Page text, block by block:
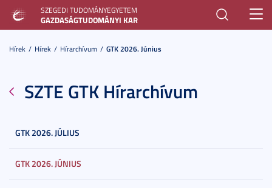
SZEGEDI TUDOMÁNYEGYETEM
GAZDASÁGTUDOMÁNYI KAR
Hírek Hírek Hírarchívum GTK 2026. Június
SZTE GTK Hírarchívum
GTK 2026. JÚLIUS
GTK 2026. JÚNIUS